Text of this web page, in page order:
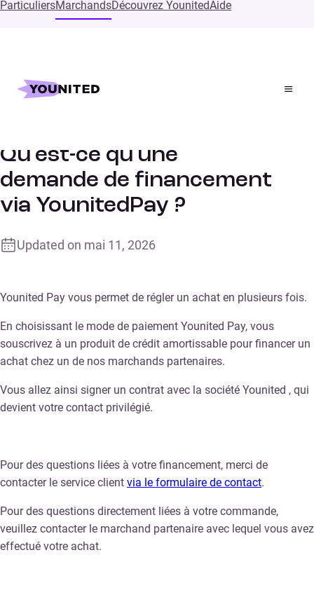
ParticuliersMarchandsDécouvrez YounitedAide
Accueil
Supports
Qu’est-ce qu’une
demande de financement
via YounitedPay ?
Updated on mai 11, 2026
Younited Pay vous permet de régler un achat en plusieurs fois.
En choisissant le mode de paiement Younited Pay, vous
souscrivez à un produit de crédit amortissable pour financer un
achat chez un de nos marchands partenaires.
Vous allez ainsi signer un contrat avec la société Younited , qui
devient votre contact privilégié.
Pour des questions liées à votre financement, merci de
contacter le service client via le formulaire de contact.
Pour des questions directement liées à votre commande,
veuillez contacter le marchand partenaire avec lequel vous avez
effectué votre achat.